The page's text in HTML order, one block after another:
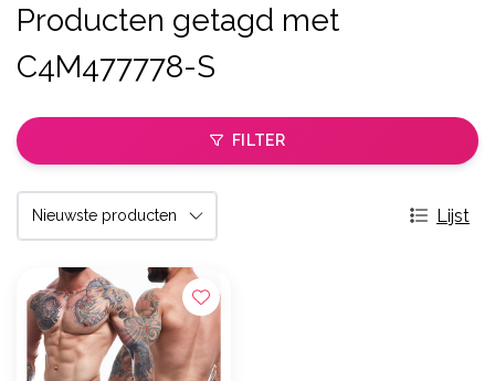
Producten getagd met
C4M477778-S
FILTER
Lijst